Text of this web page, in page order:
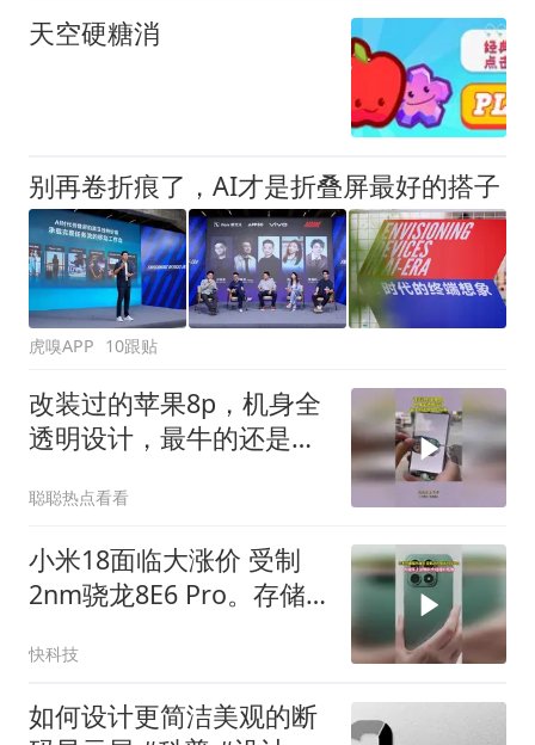
天空硬糖消
别再卷折痕了，AI才是折叠屏最好的搭子
虎嗅APP 10跟贴
改装过的苹果8p，机身全
透明设计，最牛的还是隐
聪聪热点看看
小米18面临大涨价 受制
2nm骁龙8E6 Pro。存储
快科技
如何设计更简洁美观的断